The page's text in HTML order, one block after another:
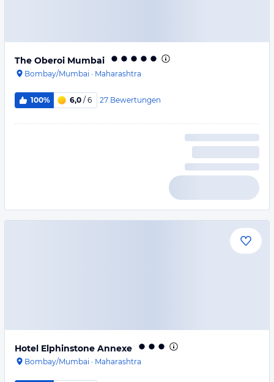
The Oberoi Mumbai
Bombay/Mumbai · Maharashtra
100% 6,0 / 6 27 Bewertungen
Hotel Elphinstone Annexe
Bombay/Mumbai · Maharashtra